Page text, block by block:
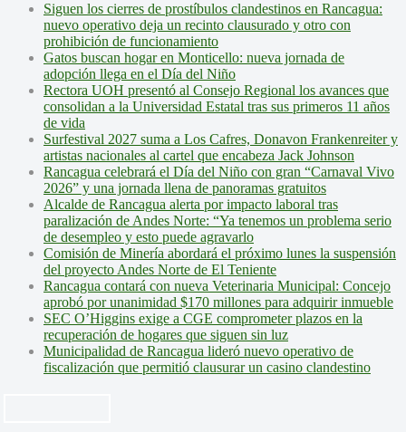
Siguen los cierres de prostíbulos clandestinos en Rancagua:
nuevo operativo deja un recinto clausurado y otro con
prohibición de funcionamiento
Gatos buscan hogar en Monticello: nueva jornada de
adopción llega en el Día del Niño
Rectora UOH presentó al Consejo Regional los avances que
consolidan a la Universidad Estatal tras sus primeros 11 años
de vida
Surfestival 2027 suma a Los Cafres, Donavon Frankenreiter y
artistas nacionales al cartel que encabeza Jack Johnson
Rancagua celebrará el Día del Niño con gran “Carnaval Vivo
2026” y una jornada llena de panoramas gratuitos
Alcalde de Rancagua alerta por impacto laboral tras
paralización de Andes Norte: “Ya tenemos un problema serio
de desempleo y esto puede agravarlo
Comisión de Minería abordará el próximo lunes la suspensión
del proyecto Andes Norte de El Teniente
Rancagua contará con nueva Veterinaria Municipal: Concejo
aprobó por unanimidad $170 millones para adquirir inmueble
SEC O’Higgins exige a CGE comprometer plazos en la
recuperación de hogares que siguen sin luz
Municipalidad de Rancagua lideró nuevo operativo de
fiscalización que permitió clausurar un casino clandestino